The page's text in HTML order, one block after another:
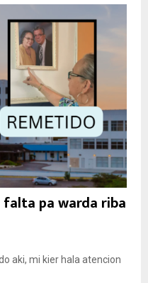
falta pa warda riba
aki, mi kier hala atencion